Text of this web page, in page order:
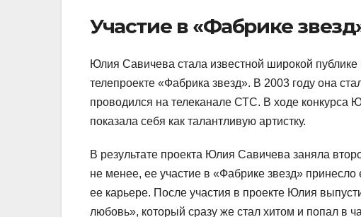
Участие в «Фабрике
Юлия Савичева стала известной широкой
телепроекте «Фабрика звезд». В 2003 году она
проводился на телеканале СТС. В ходе конкурса
показала себя как талантливую артистку.
В результате проекта Юлия Савичева заняла
не менее, ее участие в «Фабрике звезд»
ее карьере. После участия в проекте Юлия
любовь», который сразу же стал хитом и попал в